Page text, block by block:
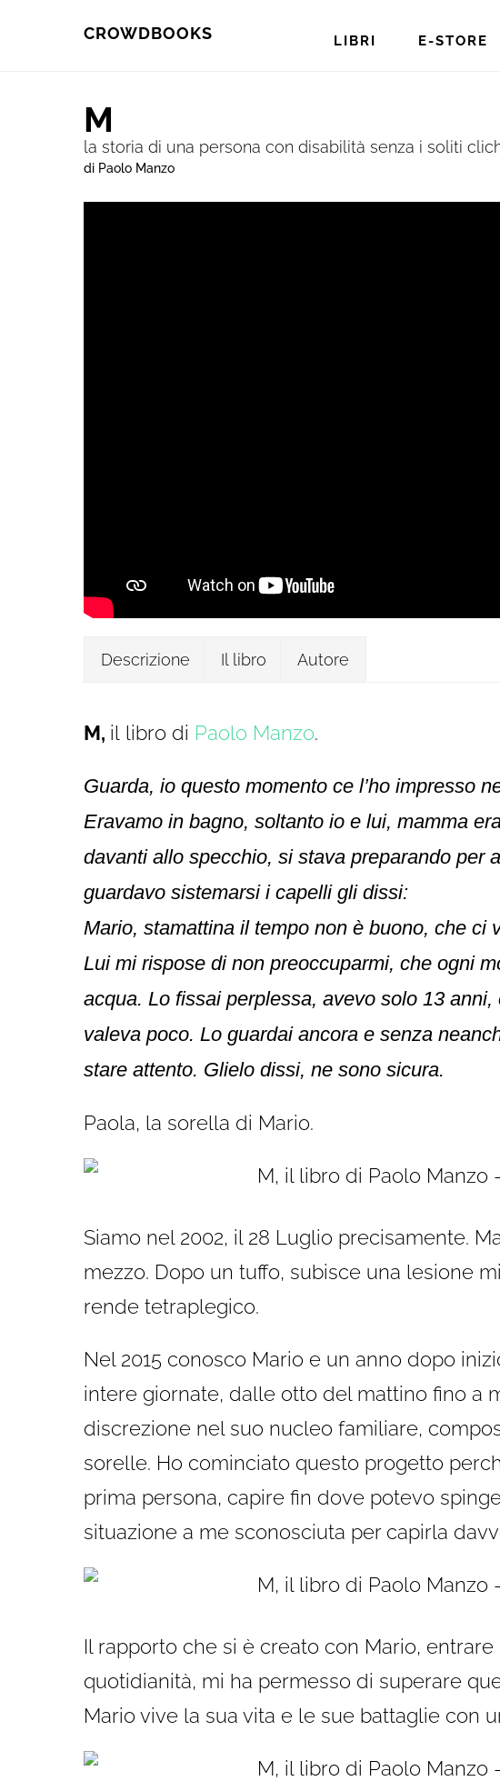
navigation
CROWDBOOKS LIBRI E-STORE
M
la storia di una persona con disabilità senza i soliti
di Paolo Manzo
Descrizione Il libro Autore
M, il libro di Paolo Manzo.
Guarda, io questo momento ce l’ho impresso
Eravamo in bagno, soltanto io e lui, mamma
davanti allo specchio, si stava preparando per
guardavo sistemarsi i capelli gli dissi:
Mario, stamattina il tempo non è buono, che ci
Lui mi rispose di non preoccuparmi, che ogni
acqua. Lo fissai perplessa, avevo solo 13
valeva poco. Lo guardai ancora e senza
stare attento. Glielo dissi, ne sono sicura.
Paola, la sorella di Mario.
Siamo nel 2002, il 28 Luglio precisamente.
mezzo. Dopo un tuffo, subisce una lesione
rende tetraplegico.
Nel 2015 conosco Mario e un anno dopo
intere giornate, dalle otto del mattino fino a
discrezione nel suo nucleo familiare,
sorelle. Ho cominciato questo progetto
prima persona, capire fin dove potevo
situazione a me sconosciuta per capirla
Il rapporto che si è creato con Mario,
quotidianità, mi ha permesso di superare
Mario vive la sua vita e le sue battaglie con